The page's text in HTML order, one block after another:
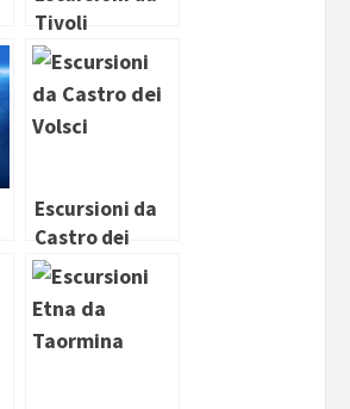
Tivoli
Escursioni da
Castro dei
Volsci